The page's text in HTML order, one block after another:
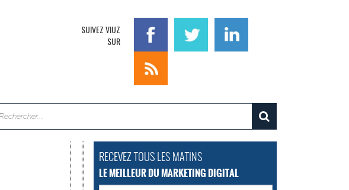
SUIVEZ VIUZ
SUR
RECEVEZ TOUS LES MATINS
LE MEILLEUR DU MARKETING DIGITAL